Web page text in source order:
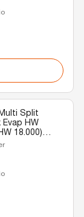
Split
Evap HW
18.000)
32 220v